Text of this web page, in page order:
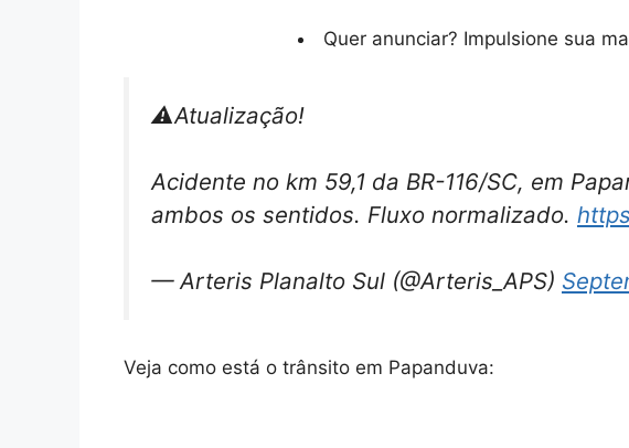
Quer anunciar? Impulsione sua
⚠️Atualização!
Acidente no km 59,1 da BR-116/SC, em
ambos os sentidos. Fluxo normalizado.
— Arteris Planalto Sul (@Arteris_APS)
Veja como está o trânsito em Papanduva: